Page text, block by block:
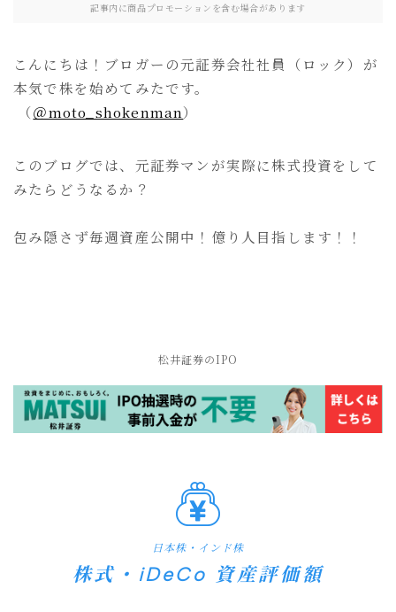
記事内に商品プロモーションを含む場合があります
こんにちは！ブロガーの元証券会社社員（ロック）が
本気で株を始めてみたです。
（＠moto_shokenman）
このブログでは、元証券マンが実際に株式投資をして
みたらどうなるか？
包み隠さず毎週資産公開中！億り人目指します！！
松井証券のIPO
日本株・インド株
株式・iDeCo 資産評価額